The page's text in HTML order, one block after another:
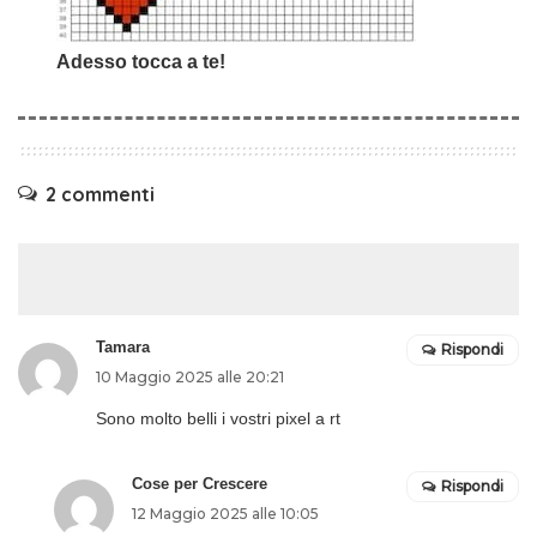
Adesso tocca a te!
2 commenti
Tamara
10 Maggio 2025 alle 20:21
Sono molto belli i vostri pixel a rt
Rispondi
Cose per Crescere
12 Maggio 2025 alle 10:05
Rispondi